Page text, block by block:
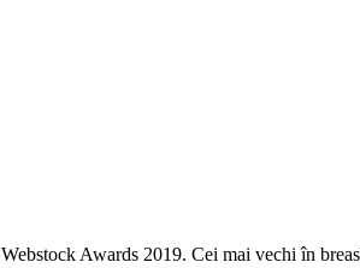
Awards 2019. Cei mai vechi în